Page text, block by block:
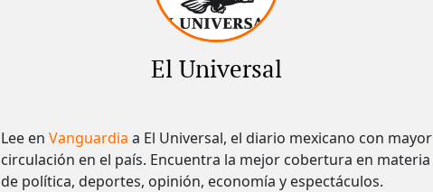
El Universal
Lee en Vanguardia a El Universal, el diario mexicano con mayor
circulación en el país.​ Encuentra la mejor cobertura en materia
de política, deportes, opinión, economía y espectáculos.